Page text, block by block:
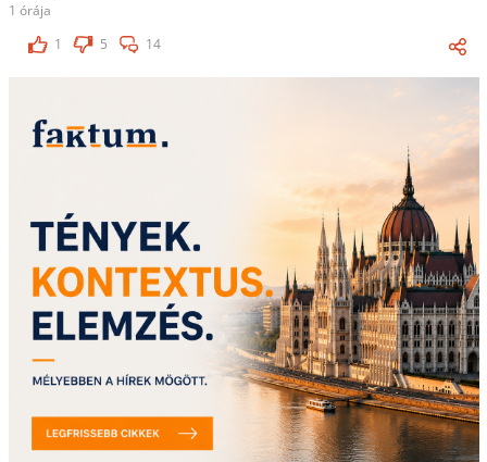
1 órája
1
5 14